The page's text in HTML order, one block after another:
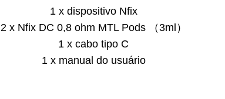
1 x dispositivo Nfix
2 x Nfix DC 0,8 ohm MTL Pods （3ml）
1 x cabo tipo C
1 x manual do usuário